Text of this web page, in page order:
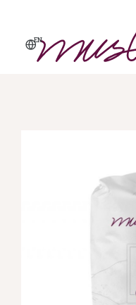
EN
ΠΟΙΌΤΗΤΑ &